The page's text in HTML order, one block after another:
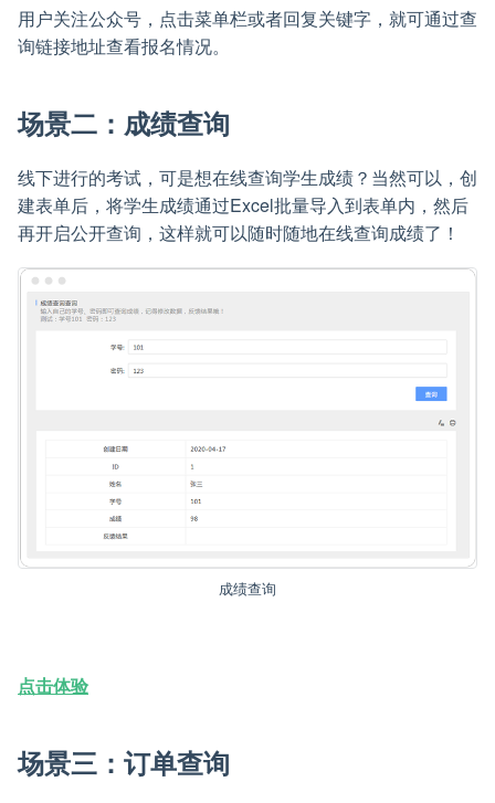
用户关注公众号，点击菜单栏或者回复关键字，就可通过查
询链接地址查看报名情况。
场景二：成绩查询
线下进行的考试，可是想在线查询学生成绩？当然可以，创
建表单后，将学生成绩通过Excel批量导入到表单内，然后
再开启公开查询，这样就可以随时随地在线查询成绩了！
成绩查询
点击体验
场景三：订单查询